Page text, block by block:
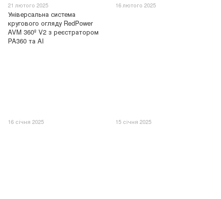
21 лютого 2025
Універсальна система
кругового огляду RedPower
AVM 360º V2 з реєстратором
PA360 та AI
16 лютого 2025
16 січня 2025 15 січня 2025